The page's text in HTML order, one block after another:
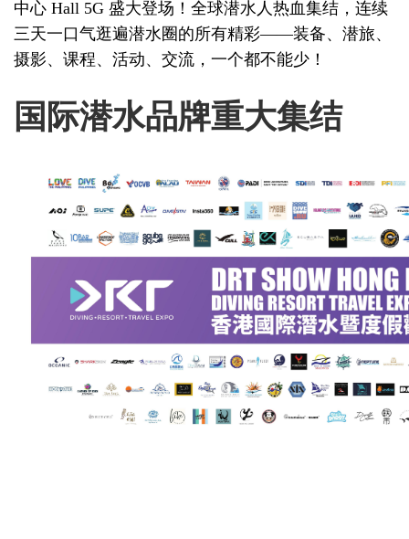
中心 Hall 5G 盛大登场！全球潜水人热血集结，连续
三天一口气逛遍潜水圈的所有精彩——装备、潜旅、
摄影、课程、活动、交流，一个都不能少！
国际潜水品牌重大集结